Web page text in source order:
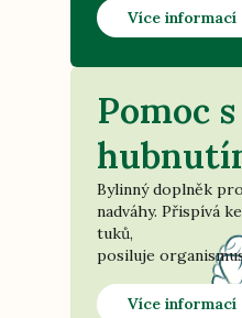
Více informací
Pomoc s
Bylinný doplněk
nadváhy. Přispívá
tuků,
posiluje
Více informací